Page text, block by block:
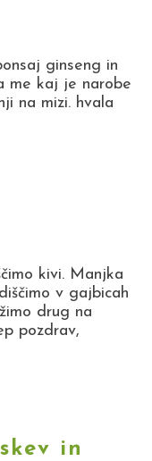
ginseng in
me kaj je narobe
na mizi. hvala
kivi. Manjka
v gajbicah
drug na
pozdrav,
in